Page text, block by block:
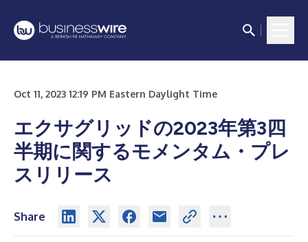
Oct 11, 2023 12:19 PM Eastern Daylight Time
エクサグリッドの2023年第3四
半期に関するモメンタム・プレ
スリリース
Share